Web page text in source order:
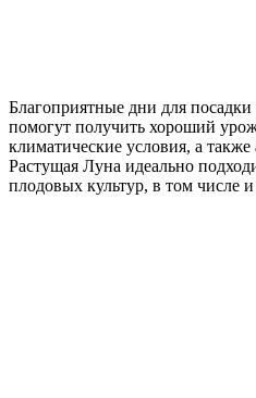
Благоприятные дни для посадки
помогут получить хороший
климатические условия, а
Растущая Луна идеально
плодовых культур, в том числе